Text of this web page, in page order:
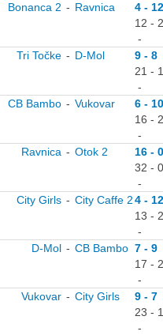
Bonanca 2 - Ravnica
4 - 12
12 -
-
Tri Točke - D-Mol
9 - 8
21 -
-
CB Bambo - Vukovar
6 - 10
16 -
-
Ravnica - Otok 2
16 - 0
32 - 0
-
City Girls - City Caffe 24 - 12
13 -
-
D-Mol - CB Bambo 7 - 9
17 -
-
Vukovar - City Girls
9 - 7
23 -
-